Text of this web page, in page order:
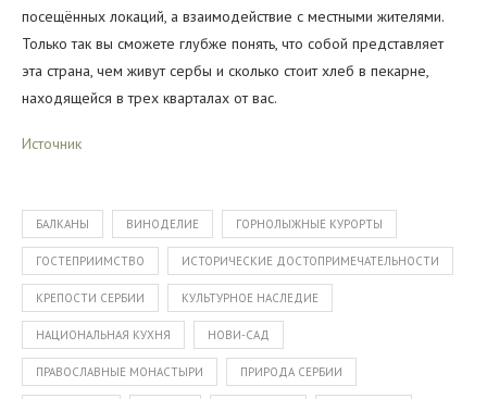
посещённых локаций, а взаимодействие с местными жителями.
Только так вы сможете глубже понять, что собой представляет
эта страна, чем живут сербы и сколько стоит хлеб в пекарне,
находящейся в трех кварталах от вас.
Источник
БАЛКАНЫ ВИНОДЕЛИЕ ГОРНОЛЫЖНЫЕ КУРОРТЫ
ГОСТЕПРИИМСТВО ИСТОРИЧЕСКИЕ ДОСТОПРИМЕЧАТЕЛЬНОСТИ
КРЕПОСТИ СЕРБИИ КУЛЬТУРНОЕ НАСЛЕДИЕ
НАЦИОНАЛЬНАЯ КУХНЯ НОВИ-САД
ПРАВОСЛАВНЫЕ МОНАСТЫРИ ПРИРОДА СЕРБИИ